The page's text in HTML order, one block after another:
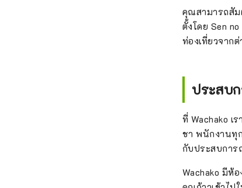
คุณสามารถสั
ตั้งโดย Sen
ท่องเที่ยวจาก
ประสบ
ที่ Wachako
ชา พนักงานทุ
กับประสบการ
Wachako มีห้